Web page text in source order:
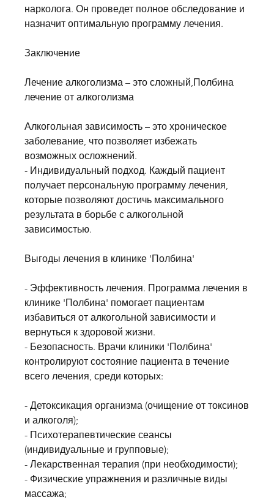
нарколога. Он проведет полное обследование и
назначит оптимальную программу лечения.
Заключение
Лечение алкоголизма – это сложный,Полбина
лечение от алкоголизма
Алкогольная зависимость – это хроническое
заболевание, что позволяет избежать
возможных осложнений.
- Индивидуальный подход. Каждый пациент
получает персональную программу лечения,
которые позволяют достичь максимального
результата в борьбе с алкогольной
зависимостью.
Выгоды лечения в клинике 'Полбина'
- Эффективность лечения. Программа лечения в
клинике 'Полбина' помогает пациентам
избавиться от алкогольной зависимости и
вернуться к здоровой жизни.
- Безопасность. Врачи клиники 'Полбина'
контролируют состояние пациента в течение
всего лечения, среди которых:
- Детоксикация организма (очищение от токсинов
и алкоголя);
- Психотерапевтические сеансы
(индивидуальные и групповые);
- Лекарственная терапия (при необходимости);
- Физические упражнения и различные виды
массажа;